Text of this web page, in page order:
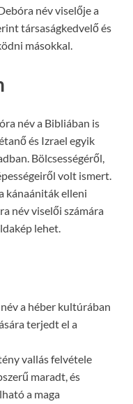
név viselője a
társaságkedvelő és
másokkal.
név a Bibliában is
és Izrael egyik
Bölcsességéről,
volt ismert.
kánaániták elleni
név viselői számára
lehet.
a héber kultúrában
terjedt el a
vallás felvétele
maradt, és
a maga